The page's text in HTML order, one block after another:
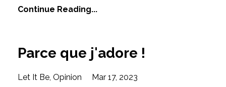
Continue Reading...
Parce que j'adore !
Let It Be Opinion Mar 17, 2023